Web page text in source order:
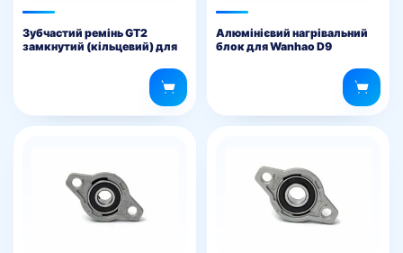
Зубчастий ремінь GT2
замкнутий (кільцевий) для
Алюмінієвий нагрівальний
блок для Wanhao D9